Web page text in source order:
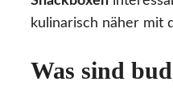
kulinarisch näher mit
Was sind